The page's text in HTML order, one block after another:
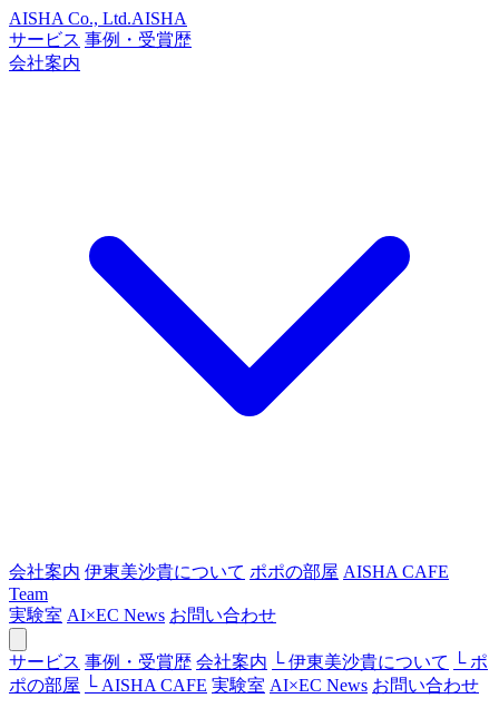
AISHA Co., Ltd.AISHA
サービス 事例・受賞歴
会社案内
会社案内 伊東美沙貴について ポポの部屋 AISHA CAFE
Team
実験室 AI×EC News お問い合わせ
サービス 事例・受賞歴 会社案内 └ 伊東美沙貴について
└ ポ
ポの部屋 └ AISHA CAFE 実験室 AI×EC News お問い合わせ